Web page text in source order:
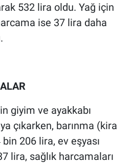
532 lira oldu. Yağ için
ise 37 lira daha
giyim ve ayakkabı
çıkarken, barınma (kira
206 lira, ev eşyası
lira, sağlık harcamaları